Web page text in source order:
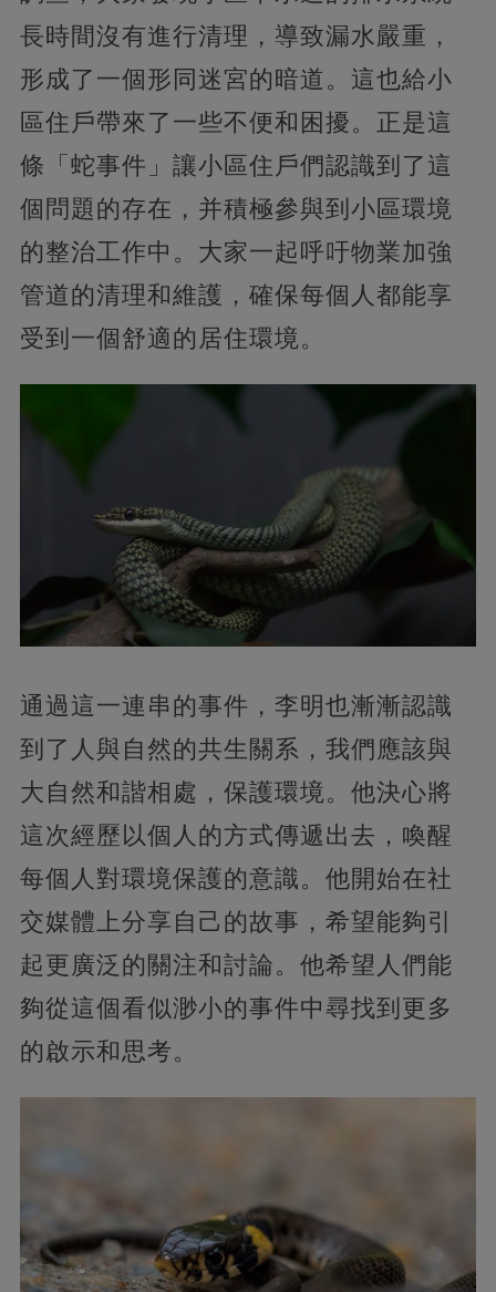
長時間沒有進行清理，導致漏水嚴重，
形成了一個形同迷宮的暗道。這也給小
區住戶帶來了一些不便和困擾。正是這
條「蛇事件」讓小區住戶們認識到了這
個問題的存在，并積極參與到小區環境
的整治工作中。大家一起呼吁物業加強
管道的清理和維護，確保每個人都能享
受到一個舒適的居住環境。
通過這一連串的事件，李明也漸漸認識
到了人與自然的共生關系，我們應該與
大自然和諧相處，保護環境。他決心將
這次經歷以個人的方式傳遞出去，喚醒
每個人對環境保護的意識。他開始在社
交媒體上分享自己的故事，希望能夠引
起更廣泛的關注和討論。他希望人們能
夠從這個看似渺小的事件中尋找到更多
的啟示和思考。